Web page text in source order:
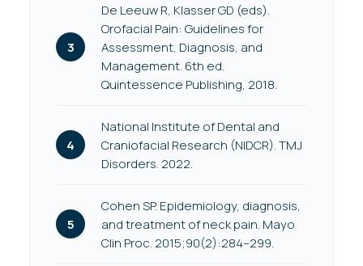
De Leeuw R, Klasser GD (eds).
Orofacial Pain: Guidelines for
Assessment, Diagnosis, and
Management. 6th ed.
Quintessence Publishing, 2018.
National Institute of Dental and
Craniofacial Research (NIDCR). TMJ
Disorders. 2022.
Cohen SP. Epidemiology, diagnosis,
and treatment of neck pain. Mayo
Clin Proc. 2015;90(2):284–299.